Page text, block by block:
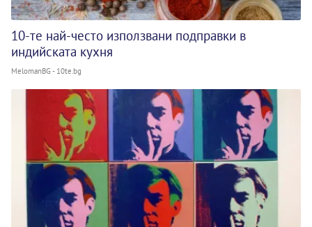
10-те най-често използвани подправки в
индийската кухня
MelomanBG - 10te.bg